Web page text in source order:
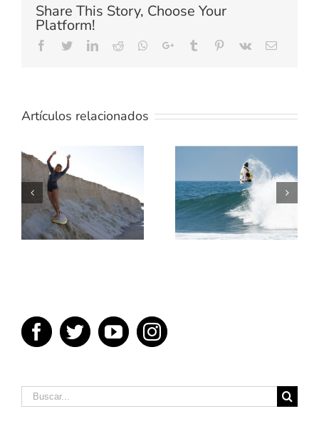
Share This Story, Choose Your
Platform!
Facebook
TwitterLinkedIn
Reddit Whatsapp
Google+Tumblr Pinterest
Vk Email
Artículos relacionados
5 MEJORES
PELICULAS
DE SURF
TE
ENSEÑAMOS
UN POCO
SOBRE
TÉRMINOS
Buscar: